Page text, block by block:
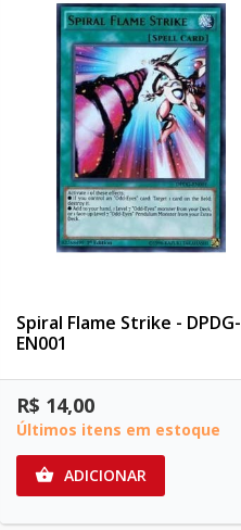
Spiral Flame Strike - DPDG-
EN001
R$ 14,00
Últimos itens em estoque
 ADICIONAR